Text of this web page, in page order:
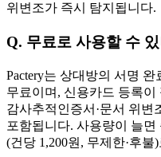
위변조가 즉시 탐지됩니다.
Q. 무료로 사용할 수
Pactery는 상대방의 서명
무료이며, 신용카드 등록
감사추적인증서·문서 위변
포함됩니다. 사용량이 늘
(건당 1,200원, 무제한·후